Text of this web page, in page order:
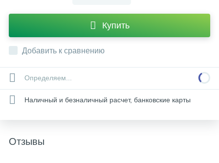
Купить
Добавить к сравнению
Определяем...
Наличный и безналичный расчет, банковские карты
Отзывы